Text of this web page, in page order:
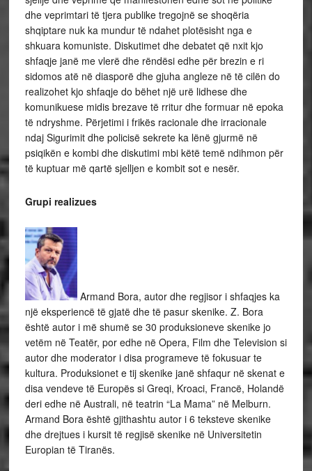
dhe veprimtari të tjera publike tregojnë se shoqëria
shqiptare nuk ka mundur të ndahet plotësisht nga e
shkuara komuniste. Diskutimet dhe debatet që nxit kjo
shfaqje janë me vlerë dhe rëndësi edhe për brezin e ri
sidomos atë në diasporë dhe gjuha angleze në të cilën do
realizohet kjo shfaqje do bëhet një urë lidhese dhe
komunikuese midis brezave të rritur dhe formuar në epoka
të ndryshme. Përjetimi i frikës racionale dhe irracionale
ndaj Sigurimit dhe policisë sekrete ka lënë gjurmë në
psiqikën e kombi dhe diskutimi mbi këtë temë ndihmon për
të kuptuar më qartë sjelljen e kombit sot e nesër.
Grupi realizues
Armand Bora, autor dhe regjisor i shfaqjes ka
një eksperiencë të gjatë dhe të pasur skenike. Z. Bora
është autor i më shumë se 30 produksioneve skenike jo
vetëm në Teatër, por edhe në Opera, Film dhe Television si
autor dhe moderator i disa programeve të fokusuar te
kultura. Produksionet e tij skenike janë shfaqur në skenat e
disa vendeve të Europës si Greqi, Kroaci, Francë, Holandë
deri edhe në Australi, në teatrin “La Mama” në Melburn.
Armand Bora është gjithashtu autor i 6 teksteve skenike
dhe drejtues i kursit të regjisë skenike në Universitetin
Europian të Tiranës.